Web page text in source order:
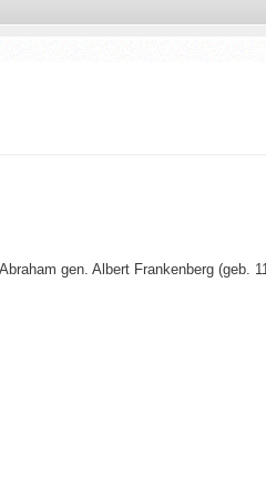
gen. Albert Frankenberg (geb.